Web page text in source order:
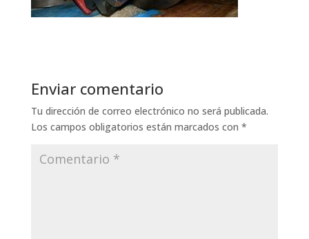
Enviar comentario
Tu dirección de correo electrónico no será publicada.
Los campos obligatorios están marcados con *